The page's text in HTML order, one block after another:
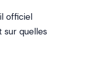
officiel
sur quelles